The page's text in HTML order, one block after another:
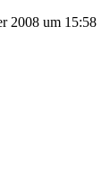
2008 um 15:58